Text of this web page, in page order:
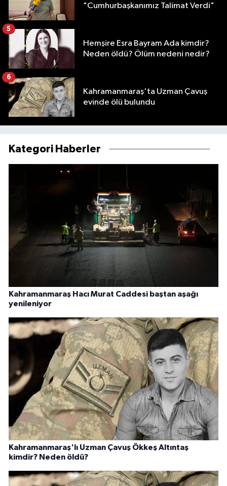
"Cumhurbaşkanımız Talimat Verdi"
Hemşire Esra Bayram Ada kimdir?
Neden öldü? Ölüm nedeni nedir?
5
Kahramanmaraş'ta Uzman Çavuş
evinde ölü bulundu
6
Kategori Haberler
Kahramanmaraş Hacı Murat Caddesi baştan aşağı
yenileniyor
Kahramanmaraş'lı Uzman Çavuş Ökkeş Altıntaş
kimdir? Neden öldü?